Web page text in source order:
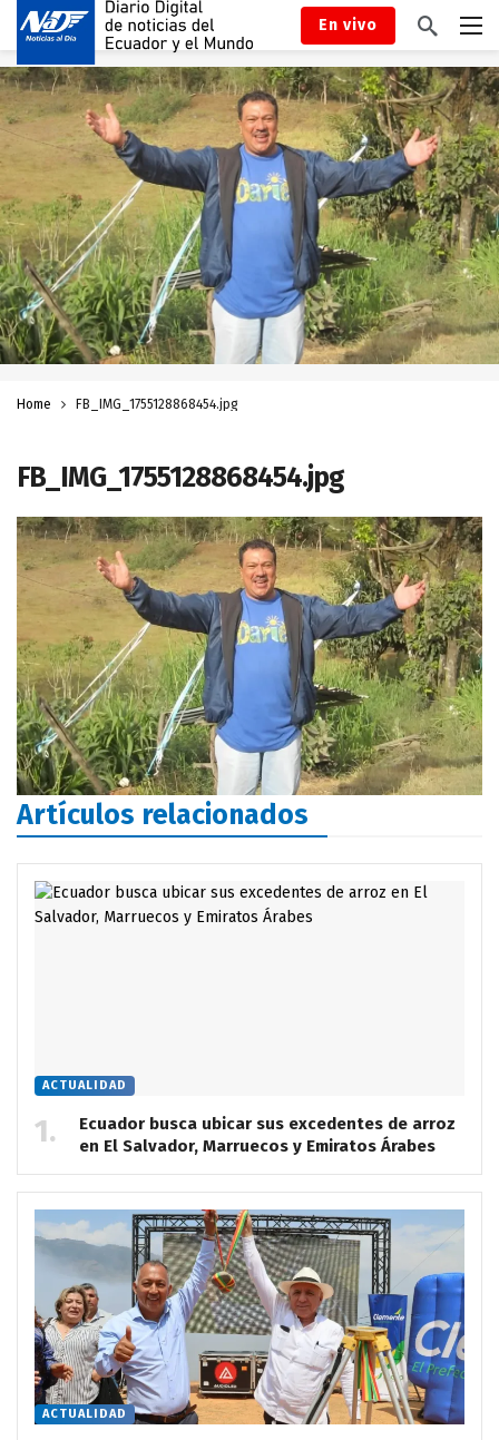
En vivo
Home FB_IMG_1755128868454.jpg
FB_IMG_1755128868454.jpg
Artículos relacionados
ACTUALIDAD
Ecuador busca ubicar sus excedentes de arroz
en El Salvador, Marruecos y Emiratos Árabes
ACTUALIDAD